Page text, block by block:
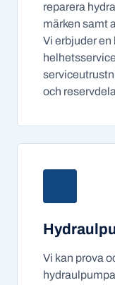
reparera
märken samt
Vi erbjuder
och
Vi kan prova